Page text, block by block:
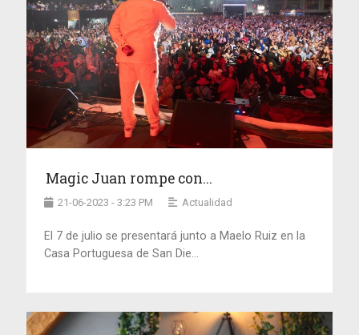
Magic Juan rompe con...
21-06-2023 - 3:23 PM Actualidad
El 7 de julio se presentará junto a Maelo Ruiz en la
Casa Portuguesa de San Die...